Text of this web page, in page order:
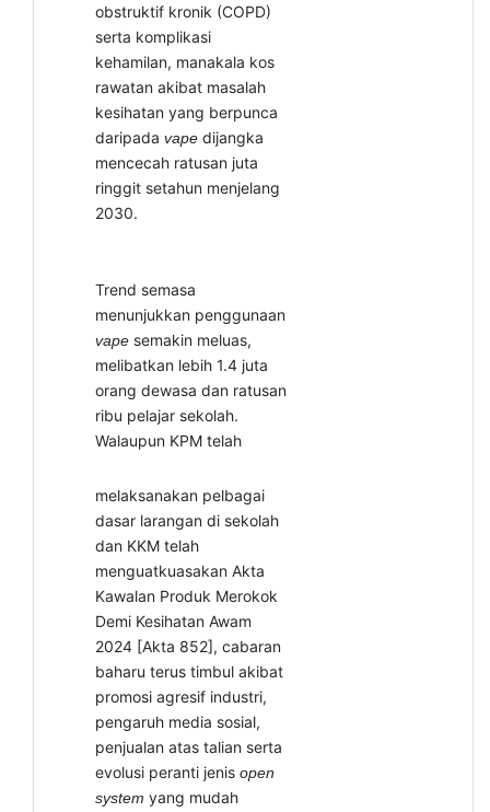
obstruktif kronik (COPD)
serta komplikasi
kehamilan, manakala kos
rawatan akibat masalah
kesihatan yang berpunca
daripada vape dijangka
mencecah ratusan juta
ringgit setahun menjelang
2030.
Trend semasa
menunjukkan penggunaan
vape semakin meluas,
melibatkan lebih 1.4 juta
orang dewasa dan ratusan
ribu pelajar sekolah.
Walaupun KPM telah
melaksanakan pelbagai
dasar larangan di sekolah
dan KKM telah
menguatkuasakan Akta
Kawalan Produk Merokok
Demi Kesihatan Awam
2024 [Akta 852], cabaran
baharu terus timbul akibat
promosi agresif industri,
pengaruh media sosial,
penjualan atas talian serta
evolusi peranti jenis open
system yang mudah